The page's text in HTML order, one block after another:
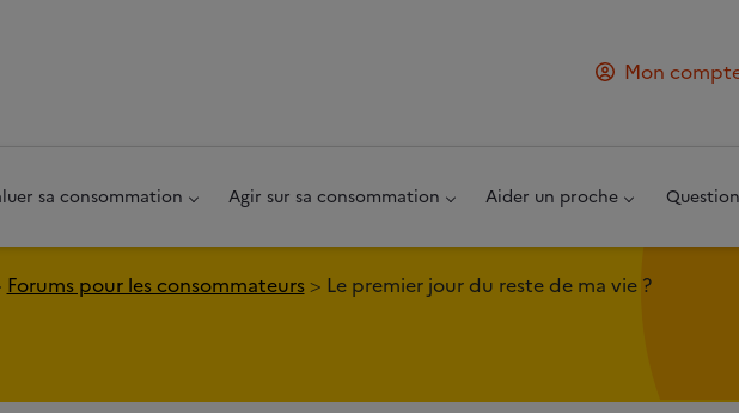
Mon
sa consommation Agir sur sa consommation Aider un proche
Forums pour les consommateurs Le premier jour du reste de ma vie ?